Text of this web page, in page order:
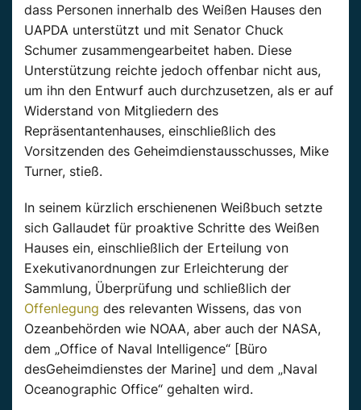
dass Personen innerhalb des Weißen Hauses den
UAPDA unterstützt und mit Senator Chuck
Schumer zusammengearbeitet haben. Diese
Unterstützung reichte jedoch offenbar nicht aus,
um ihn den Entwurf auch durchzusetzen, als er auf
Widerstand von Mitgliedern des
Repräsentantenhauses, einschließlich des
Vorsitzenden des Geheimdienstausschusses, Mike
Turner, stieß.
In seinem kürzlich erschienenen Weißbuch setzte
sich Gallaudet für proaktive Schritte des Weißen
Hauses ein, einschließlich der Erteilung von
Exekutivanordnungen zur Erleichterung der
Sammlung, Überprüfung und schließlich der
Offenlegung des relevanten Wissens, das von
Ozeanbehörden wie NOAA, aber auch der NASA,
dem „Office of Naval Intelligence“ [Büro
desGeheimdienstes der Marine] und dem „Naval
Oceanographic Office“ gehalten wird.